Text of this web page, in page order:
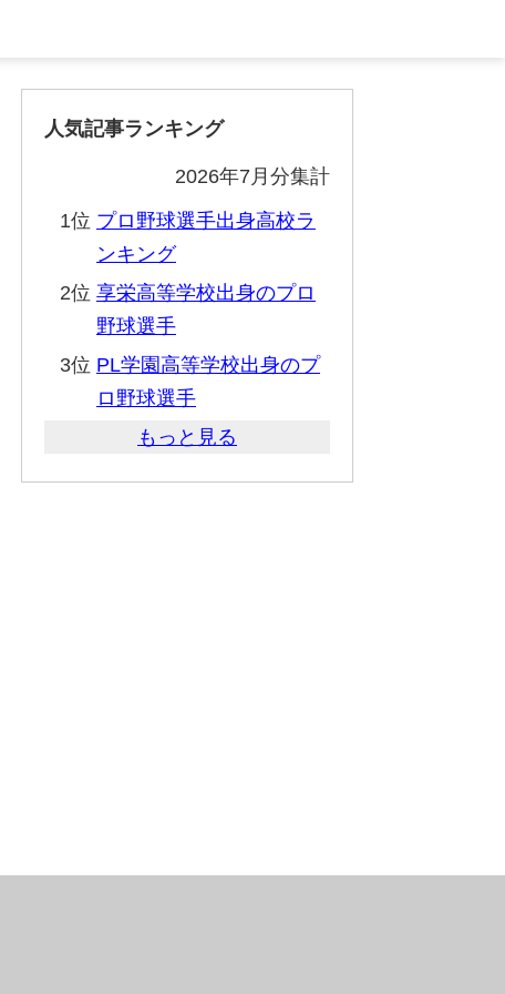
人気記事ランキング
2026年7月分集計
1位 プロ野球選手出身高校ラ
ンキング
2位 享栄高等学校出身のプロ
野球選手
3位 PL学園高等学校出身のプ
ロ野球選手
もっと見る